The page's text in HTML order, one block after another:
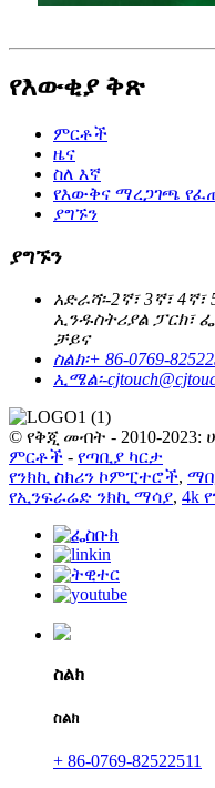
የእውቂያ ቅጽ
ምርቶች
ዜና
ስለ እኛ
የእውቅና ማረጋገጫ
ያግኙን
ያግኙን
አድራሻ፡-2ኛ፣ 3ኛ፣
ኢንዱስትሪያል ፓርክ፣
ቻይና
ስልክ፡+ 86-0769-
ኢሜል፡-
© የቅጂ መብት - 2010-
ምርቶች - የጣቢያ ካርታ
የንክኪ ስክሪን ኮምፒተሮች,
የኢንፍራሬድ ንክኪ ማሳያ, 4k
ስልክ
ስልክ
+ 86-0769-82522511